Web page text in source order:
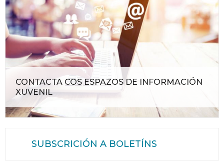
CONTACTA COS ESPAZOS DE INFORMACIÓN
XUVENIL
SUBSCRICIÓN A BOLETÍNS